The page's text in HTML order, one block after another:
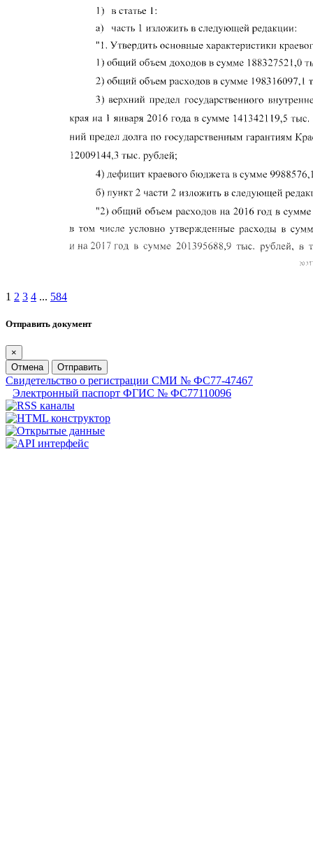
1 2 3 4 ... 584
Отправить документ
×
Отмена
Отправить
Свидетельство о регистрации СМИ № ФС77-47467
Электронный паспорт ФГИС № ФС77110096